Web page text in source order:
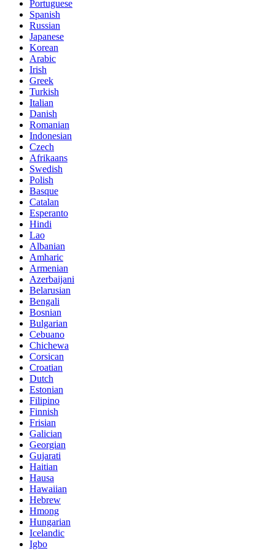
Portuguese
Spanish
Russian
Japanese
Korean
Arabic
Irish
Greek
Turkish
Italian
Danish
Romanian
Indonesian
Czech
Afrikaans
Swedish
Polish
Basque
Catalan
Esperanto
Hindi
Lao
Albanian
Amharic
Armenian
Azerbaijani
Belarusian
Bengali
Bosnian
Bulgarian
Cebuano
Chichewa
Corsican
Croatian
Dutch
Estonian
Filipino
Finnish
Frisian
Galician
Georgian
Gujarati
Haitian
Hausa
Hawaiian
Hebrew
Hmong
Hungarian
Icelandic
Igbo